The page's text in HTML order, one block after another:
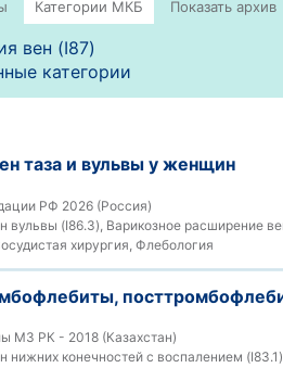
вен (I87)
категории
таза и вульвы у женщин
РФ 2026 (Россия)
вульвы (I86.3), Варикозное расширение
хирургия, Флебология
МЗ РК - 2018 (Казахстан)
нижних конечностей с воспалением